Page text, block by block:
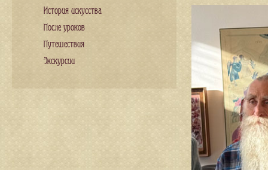
История искусства
После уроков
Путешествия
Экскурсии